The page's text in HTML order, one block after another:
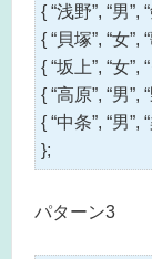
{ “浅野”, “男”,
{ “貝塚”, “女”,
{ “坂上”, “女”,
{ “高原”, “男”,
{ “中条”, “男”,
};
パターン3